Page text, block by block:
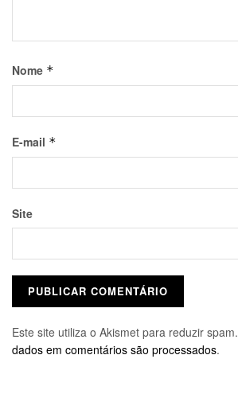
Nome *
E-mail *
Site
Este site utiliza o Akismet para reduzir spam.
dados em comentários são processados.